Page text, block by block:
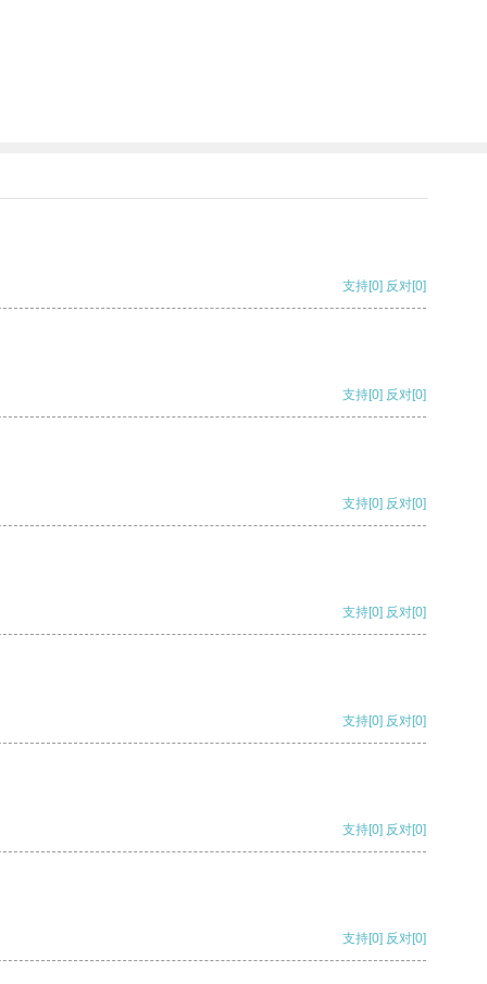
支持[0] 反对[0]
支持[0] 反对[0]
支持[0] 反对[0]
支持[0] 反对[0]
支持[0] 反对[0]
支持[0] 反对[0]
支持[0] 反对[0]